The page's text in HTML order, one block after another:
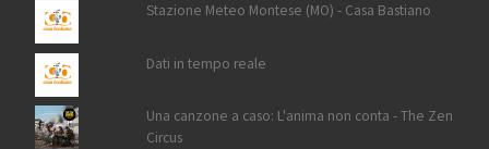
Stazione Meteo Montese (MO) - Casa Bastiano
Dati in tempo reale
Una canzone a caso: L'anima non conta - The Zen
Circus